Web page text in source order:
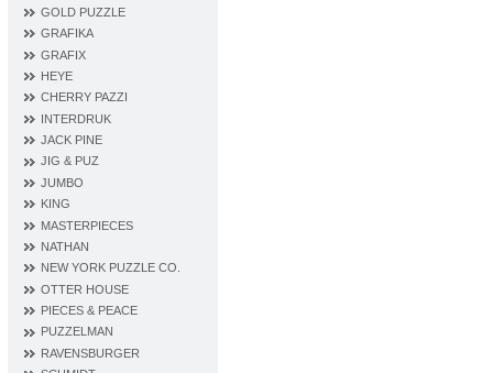
GOLD PUZZLE
GRAFIKA
GRAFIX
HEYE
CHERRY PAZZI
INTERDRUK
JACK PINE
JIG & PUZ
JUMBO
KING
MASTERPIECES
NATHAN
NEW YORK PUZZLE CO.
OTTER HOUSE
PIECES & PEACE
PUZZELMAN
RAVENSBURGER